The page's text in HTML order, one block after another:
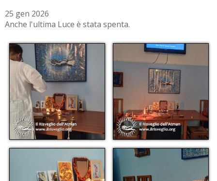
25 gen 2026
Anche l'ultima Luce è stata spenta.